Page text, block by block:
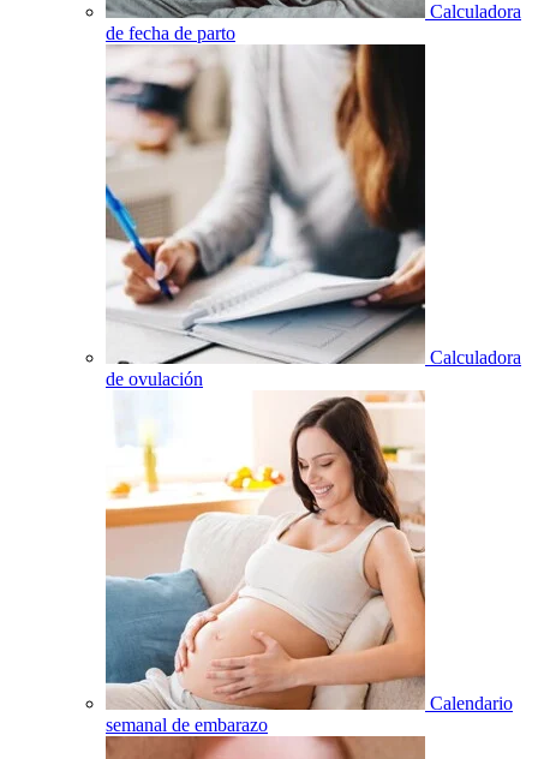
Calculadora
de fecha de parto
Calculadora
de ovulación
Calendario
semanal de embarazo